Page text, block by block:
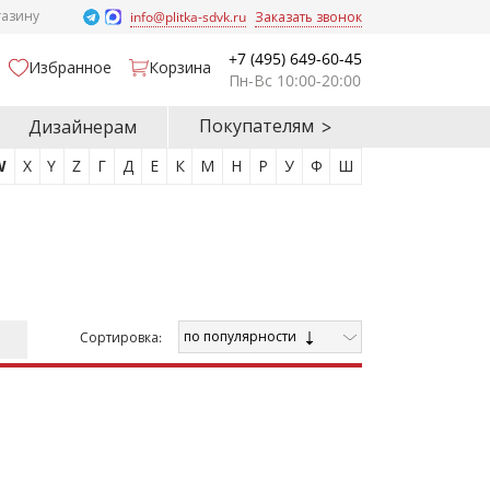
info@plitka-sdvk.ru Заказать звонок
Избранное Корзина
+7 (495) 649-60-45
Пн-Вс 10:00-20:00
Дизайнерам Покупателям
X Y Z Г Д Е К М Н Р У Ф Ш
Cортировка: по популярности